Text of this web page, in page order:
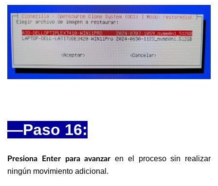
—Paso 16:
Presiona Enter para avanzar en el proceso sin realizar
ningún movimiento adicional.